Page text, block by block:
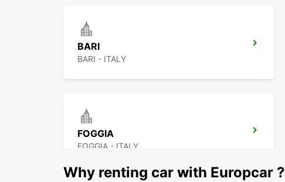
BARI
BARI - ITALY
FOGGIA
FOGGIA - ITALY
Why renting car with Europcar ?